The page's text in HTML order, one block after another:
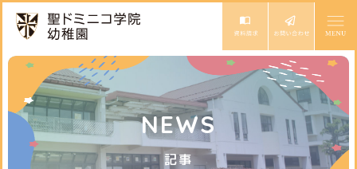
ドミニコの魅力
園長ごあいさつ
教育方針と沿革
保育の特色 NEWS
記事